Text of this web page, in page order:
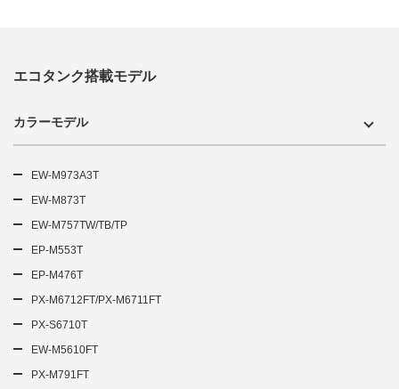
エコタンク搭載モデル
カラーモデル
EW-M973A3T
EW-M873T
EW-M757TW/TB/TP
EP-M553T
EP-M476T
PX-M6712FT/PX-M6711FT
PX-S6710T
EW-M5610FT
PX-M791FT